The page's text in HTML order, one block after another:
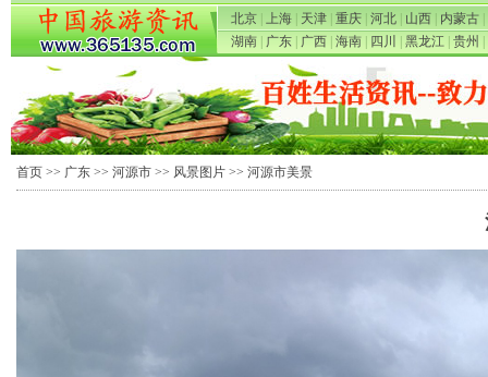
北京 上海 天津 重庆 河北 山西 内蒙古
湖南
广东 广西 海南 四川 黑龙江 贵州
首页 >> 广东 >> 河源市 >> 风景图片 >> 河源市美景